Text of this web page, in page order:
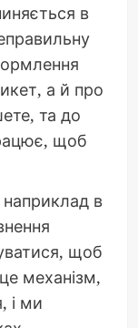
в
а й про
та до
щоб
наприклад в
щоб
механізм,
і ми